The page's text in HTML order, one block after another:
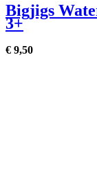
Bigjigs
3+
€ 9,50